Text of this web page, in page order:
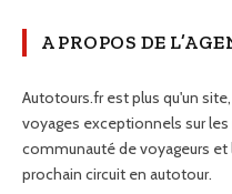
A PROPOS DE
Autotours.fr est plus qu'un
voyages exceptionnels sur
communauté de voyageurs
prochain circuit en autotour.